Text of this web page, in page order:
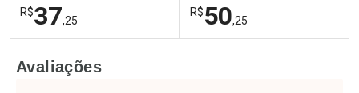
R$37,25
R$50,25
Avaliações